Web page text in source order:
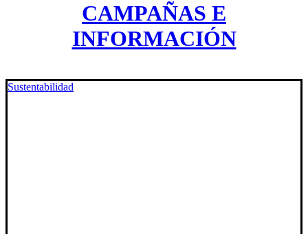
CAMPAÑAS E
INFORMACIÓN
Sustentabilidad